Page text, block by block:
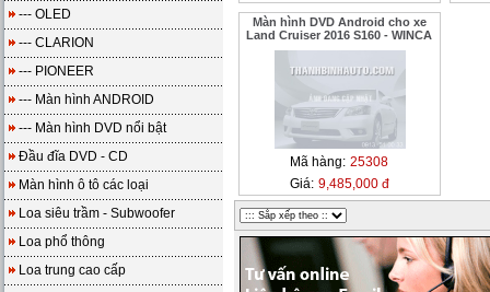
--- OLED
--- CLARION
--- PIONEER
--- Màn hình ANDROID
--- Màn hình DVD nổi bật
Đầu đĩa DVD - CD
Màn hình ô tô các loại
Loa siêu trầm - Subwoofer
Loa phổ thông
Loa trung cao cấp
Màn hình DVD Android cho xe
Land Cruiser 2016 S160 - WINCA
Mã hàng: 25308
Giá: 9,485,000 đ